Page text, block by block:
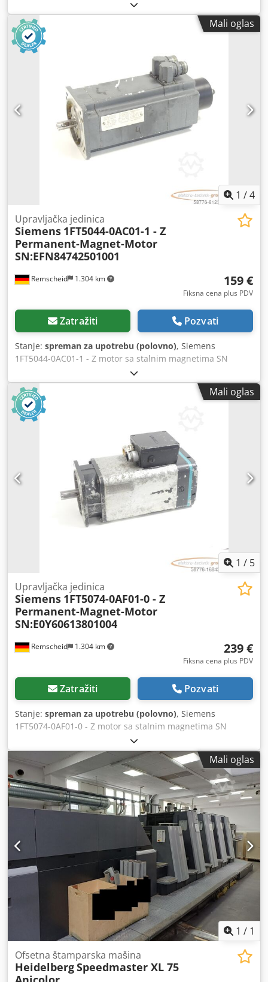
:E6K67238901003 , Z = vidi natpisnu pločicu, polovni,
normalni znaci upotrebe, 100% funkcionalan, obim
isporuke prema fotografijama Cedpfevgppcex AkrjrfMali oglas
1 /4
Remscheid 1.304 km
Upravljačka jedinica
Siemens 1FT5044-0AC01-1 - Z
Permanent-Magnet-Motor
SN:EFN84742501001
159 €
Fiksna cena plus PDV
Zatražiti Pozvati
Stanje: spreman za upotrebu (polovno), Siemens
1FT5044-0AC01-1 - Z motor sa stalnim magnetima SN
:EFN84742501001 , Z = vidi natpisnu pločicu, polovni,
normalni znaci upotrebe, 100% funkcionalan, obim
isporuke prema fotografijama Cedpfx Aji D Rz DokrorfMali oglas
1 / 5
Remscheid 1.304 km
Upravljačka jedinica
Siemens 1FT5074-0AF01-0 - Z
Permanent-Magnet-Motor
SN:E0Y60613801004
239 €
Fiksna cena plus PDV
Zatražiti Pozvati
Stanje: spreman za upotrebu (polovno), Siemens
1FT5074-0AF01-0 - Z motor sa stalnim magnetima SN
:E0Y60613801004 , Z = H40: Podmazivanje, uređaj za
podmazivanje DE i NDE, K31: natpisna pločica, 2. štit leži
labavo u priključnoj kutiji, K83: priključna kutija, okrenite
priključnu kutiju za + 90 stepeni, koristi, jaki tragovi
upotrebe, 100% funkcionalan, obim isporuke prema
fotografijama Codpfx Asuca Shjkrerf
Mali oglas
1 / 1
Ofsetna štamparska mašina
HeidelbergSpeedmaster XL 75